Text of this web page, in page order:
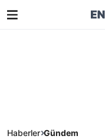
Haberler Gündem